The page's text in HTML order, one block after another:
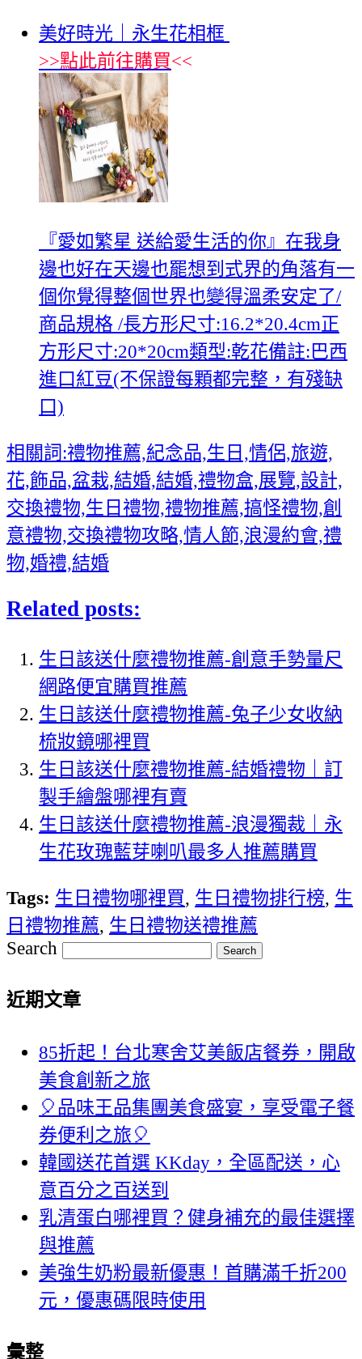
美好時光｜永生花相框
>>點此前往購買<<
『愛如繁星 送給愛生活的你』在我身
邊也好在天邊也罷想到式界的角落有一
個你覺得整個世界也變得溫柔安定了/
商品規格 /長方形尺寸:16.2*20.4cm正
方形尺寸:20*20cm類型:乾花備註:巴西
進口紅豆(不保證每顆都完整，有殘缺
口)
相關詞:禮物推薦,紀念品,生日,情侶,旅遊,
花,飾品,盆栽,結婚,結婚,禮物盒,展覽,設計,
交換禮物,生日禮物,禮物推薦,搞怪禮物,創
意禮物,交換禮物攻略,情人節,浪漫約會,禮
物,婚禮,結婚
Related posts:
生日該送什麼禮物推薦-創意手勢量尺
網路便宜購買推薦
生日該送什麼禮物推薦-兔子少女收納
梳妝鏡哪裡買
生日該送什麼禮物推薦-結婚禮物｜訂
製手繪盤哪裡有賣
生日該送什麼禮物推薦-浪漫獨裁｜永
生花玫瑰藍芽喇叭最多人推薦購買
Tags: 生日禮物哪裡買, 生日禮物排行榜, 生
日禮物推薦, 生日禮物送禮推薦
Search
近期文章
85折起！台北寒舍艾美飯店餐券，開啟
美食創新之旅
🎈品味王品集團美食盛宴，享受電子餐
券便利之旅🎈
韓國送花首選 KKday，全區配送，心
意百分之百送到
乳清蛋白哪裡買？健身補充的最佳選擇
與推薦
美強生奶粉最新優惠！首購滿千折200
元，優惠碼限時使用
彙整